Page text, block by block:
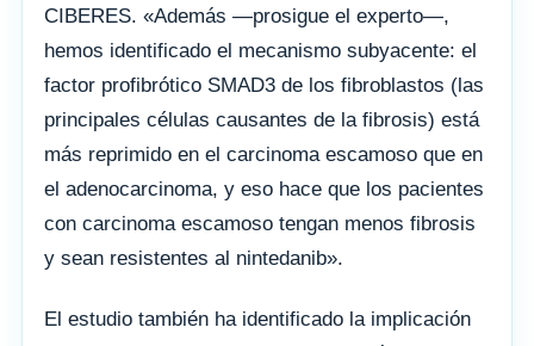
CIBERES. «Además —prosigue el experto—,
hemos identificado el mecanismo subyacente: el
factor profibrótico SMAD3 de los fibroblastos (las
principales células causantes de la fibrosis) está
más reprimido en el carcinoma escamoso que en
el adenocarcinoma, y eso hace que los pacientes
con carcinoma escamoso tengan menos fibrosis
y sean resistentes al nintedanib».
El estudio también ha identificado la implicación